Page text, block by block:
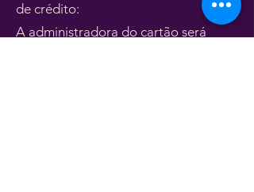
de crédito:
A administradora do cartão será